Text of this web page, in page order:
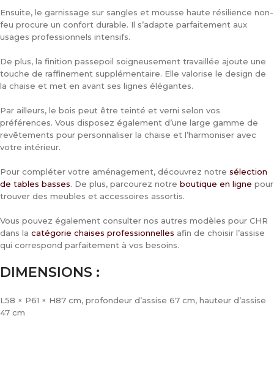
Ensuite, le garnissage sur sangles et mousse haute résilience non-
feu procure un confort durable. Il s’adapte parfaitement aux
usages professionnels intensifs.
De plus, la finition passepoil soigneusement travaillée ajoute une
touche de raffinement supplémentaire. Elle valorise le design de
la chaise et met en avant ses lignes élégantes.
Par ailleurs, le bois peut être teinté et verni selon vos
préférences. Vous disposez également d’une large gamme de
revêtements pour personnaliser la chaise et l’harmoniser avec
votre intérieur.
Pour compléter votre aménagement, découvrez notre sélection
de tables basses. De plus, parcourez notre boutique en ligne pour
trouver des meubles et accessoires assortis.
Vous pouvez également consulter nos autres modèles pour CHR
dans la catégorie chaises professionnelles afin de choisir l’assise
qui correspond parfaitement à vos besoins.
DIMENSIONS :
L58 × P61 × H87 cm, profondeur d’assise 67 cm, hauteur d’assise
47 cm